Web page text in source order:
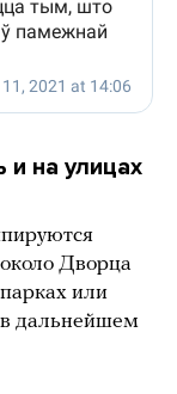
и на улицах
Дворца
или
в дальнейшем